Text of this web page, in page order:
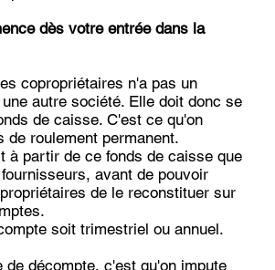
dès votre entrée dans la
copropriétaires n'a pas un
autre société. Elle doit donc se
de caisse. C'est ce qu'on
de roulement permanent.
à partir de ce fonds de caisse que
avant de pouvoir
de le reconstituer sur
soit trimestriel ou annuel.
de décompte, c'est qu'on impute